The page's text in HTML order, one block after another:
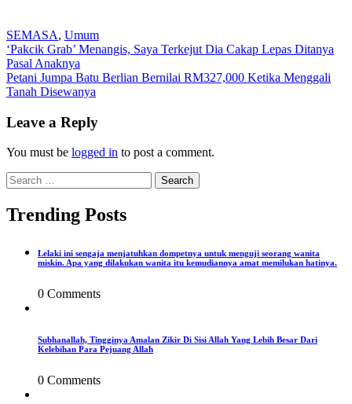
SEMASA, Umum
Post
navigation
‘Pakcik Grab’ Menangis, Saya Terkejut Dia Cakap Lepas Ditanya
Pasal Anaknya
Petani Jumpa Batu Berlian Bernilai RM327,000 Ketika Menggali
Tanah Disewanya
Leave a Reply
You must be logged in to post a comment.
Search
for:
Trending Posts
Lelaki ini sengaja menjatuhkan dompetnya untuk menguji seorang wanita
miskin. Apa yang dilakukan wanita itu kemudiannya amat memilukan hatinya.
0 Comments
Subhanallah, Tingginya Amalan Zikir Di Sisi Allah Yang Lebih Besar Dari
Kelebihan Para Pejuang Allah
0 Comments